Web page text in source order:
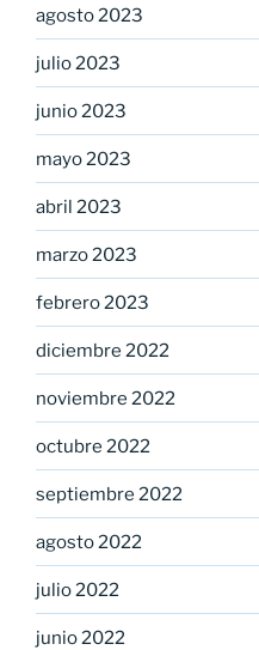
agosto 2023
julio 2023
junio 2023
mayo 2023
abril 2023
marzo 2023
febrero 2023
diciembre 2022
noviembre 2022
octubre 2022
septiembre 2022
agosto 2022
julio 2022
junio 2022